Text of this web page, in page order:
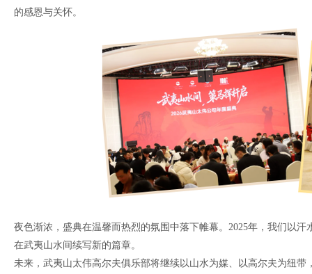
的感恩与关怀。
夜色渐浓，盛典在温馨而热烈的氛围中落下帷幕。2025年，我们以
在武夷山水间续写新的篇章。
未来，武夷山太伟高尔夫俱乐部将继续以山水为媒、以高尔夫为纽